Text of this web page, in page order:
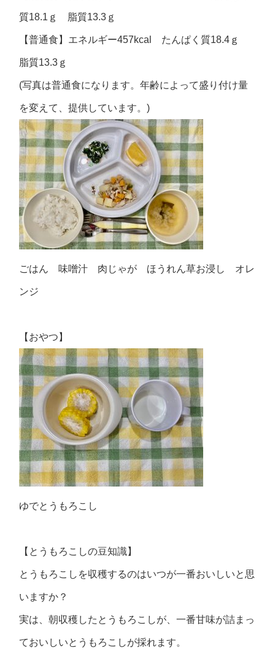
質18.1ｇ 脂質13.3ｇ
【普通食】エネルギー457kcal たんぱく質18.4ｇ
脂質13.3ｇ
(写真は普通食になります。年齢によって盛り付け量
を変えて、提供しています。)
ごはん 味噌汁 肉じゃが ほうれん草お浸し オレ
ンジ
【おやつ】
ゆでとうもろこし
【とうもろこしの豆知識】
とうもろこしを収穫するのはいつが一番おいしいと思
いますか？
実は、朝収穫したとうもろこしが、一番甘味が詰まっ
ておいしいとうもろこしが採れます。